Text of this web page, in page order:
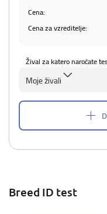
Cena:
Cena za vzreditelje:
Žival za katero naročate
Moje živali
Breed ID test